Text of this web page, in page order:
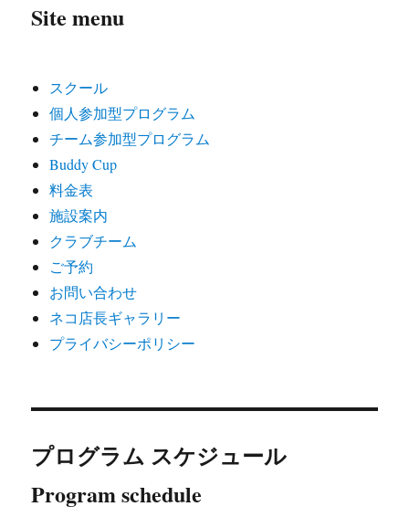
Site menu
スクール
個人参加型プログラム
チーム参加型プログラム
Buddy Cup
料金表
施設案内
クラブチーム
ご予約
お問い合わせ
ネコ店長ギャラリー
プライバシーポリシー
プログラム スケジュール
Program schedule